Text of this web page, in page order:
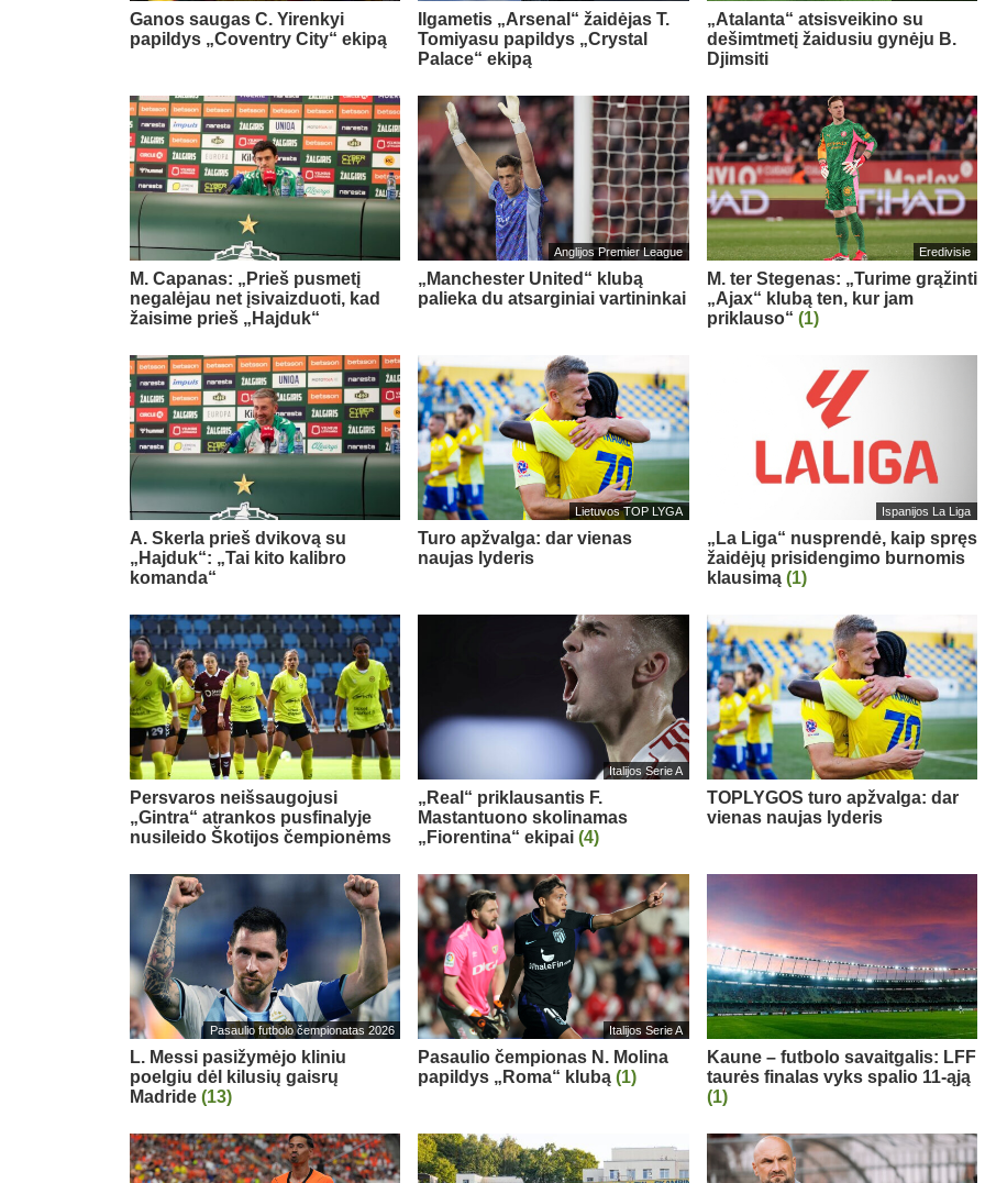
Ganos saugas C. Yirenkyi
papildys „Coventry City“ ekipą
Ilgametis „Arsenal“ žaidėjas T.
Tomiyasu papildys „Crystal
Palace“ ekipą
„Atalanta“ atsisveikino su
dešimtmetį žaidusiu gynėju B.
Djimsiti
M. Capanas: „Prieš pusmetį
negalėjau net įsivaizduoti, kad
žaisime prieš „Hajduk“
Anglijos Premier League
„Manchester United“ klubą
palieka du atsarginiai vartininkai
Eredivisie
M. ter Stegenas: „Turime grąžinti
„Ajax“ klubą ten, kur jam
priklauso“ (1)
A. Skerla prieš dvikovą su
„Hajduk“: „Tai kito kalibro
komanda“
Lietuvos TOP LYGA
Turo apžvalga: dar vienas
naujas lyderis
Ispanijos La Liga
„La Liga“ nusprendė, kaip spręs
žaidėjų prisidengimo burnomis
klausimą (1)
Persvaros neišsaugojusi
„Gintra“ atrankos pusfinalyje
nusileido Škotijos čempionėms
Italijos Serie A
„Real“ priklausantis F.
Mastantuono skolinamas
„Fiorentina“ ekipai(4)
TOPLYGOS turo apžvalga: dar
vienas naujas lyderis
Pasaulio futbolo čempionatas 2026
L. Messi pasižymėjo kliniu
poelgiu dėl kilusių gaisrų
Madride (13)
Italijos Serie A
Pasaulio čempionas N. Molina
papildys „Roma“ klubą(1)
Kaune – futbolo savaitgalis: LFF
taurės finalas vyks spalio 11-ąją
(1)